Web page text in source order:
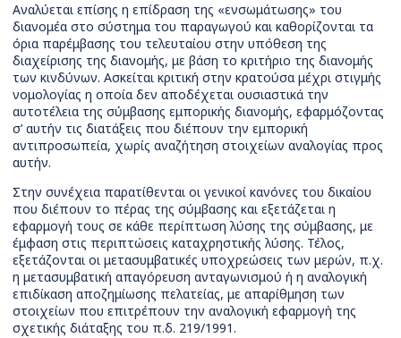
Αναλύεται επίσης η επίδραση της «ενσωμάτωσης» του
διανομέα στο σύστημα του παραγωγού και καθορίζονται τα
όρια παρέμβασης του τελευταίου στην υπόθεση της
διαχείρισης της διανομής, με βάση το κριτήριο της διανομής
των κινδύνων. Ασκείται κριτική στην κρατούσα μέχρι στιγμής
νομολογίας η οποία δεν αποδέχεται ουσιαστικά την
αυτοτέλεια της σύμβασης εμπορικής διανομής, εφαρμόζοντας
σ’ αυτήν τις διατάξεις που διέπουν την εμπορική
αντιπροσωπεία, χωρίς αναζήτηση στοιχείων αναλογίας προς
αυτήν.
Στην συνέχεια παρατίθενται οι γενικοί κανόνες του δικαίου
που διέπουν το πέρας της σύμβασης και εξετάζεται η
εφαρμογή τους σε κάθε περίπτωση λύσης της σύμβασης, με
έμφαση στις περιπτώσεις καταχρηστικής λύσης. Τέλος,
εξετάζονται οι μετασυμβατικές υποχρεώσεις των μερών, π.χ.
η μετασυμβατική απαγόρευση ανταγωνισμού ή η αναλογική
επιδίκαση αποζημίωσης πελατείας, με απαρίθμηση των
στοιχείων που επιτρέπουν την αναλογική εφαρμογή της
σχετικής διάταξης του π.δ. 219/1991.